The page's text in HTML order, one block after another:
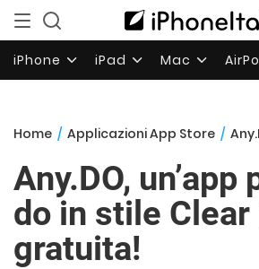
iPhone iPad Mac
Home / Applicazioni App Store / Any.DO,
Any.DO, un’app
do in stile
gratuita!